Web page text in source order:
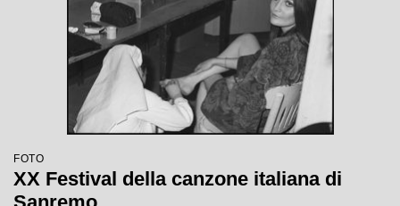
FOTO
XX Festival della canzone italiana di